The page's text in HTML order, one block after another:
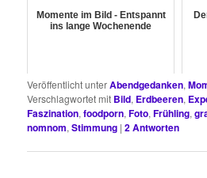
Momente im Bild - Entspannt
ins lange Wochenende
Veröffentlicht unterAbendgedanken,
Verschlagwortet mit Bild, Erdbeeren,
Faszination,foodporn,Foto,Frühling,
nomnom,Stimmung |2Antworten